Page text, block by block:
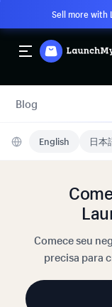
Sell more with
Blog
English 日本
Comece seu
precisa para